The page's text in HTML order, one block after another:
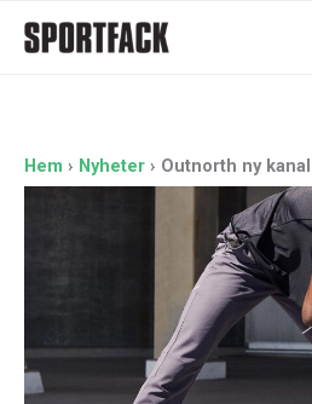
Hem Nyheter Outnorth ny kanal